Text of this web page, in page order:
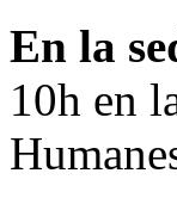
En la
10h en